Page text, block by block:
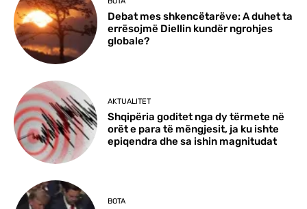
Debat mes shkencëtarëve: A duhet ta
errësojmë Diellin kundër ngrohjes
globale?
AKTUALITET
Shqipëria goditet nga dy tërmete në
orët e para të mëngjesit, ja ku ishte
epiqendra dhe sa ishin magnitudat
BOTA